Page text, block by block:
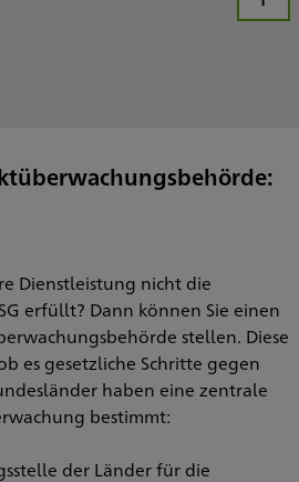
Öffnen
Dienstleistung nicht die
erfüllt? Dann können Sie einen
stellen. Diese
es gesetzliche Schritte gegen
haben eine zentrale
bestimmt:
der Länder für die